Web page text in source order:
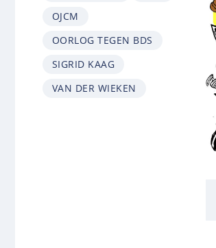
OJCM
OORLOG TEGEN BDS
SIGRID KAAG
VAN DER WIEKEN